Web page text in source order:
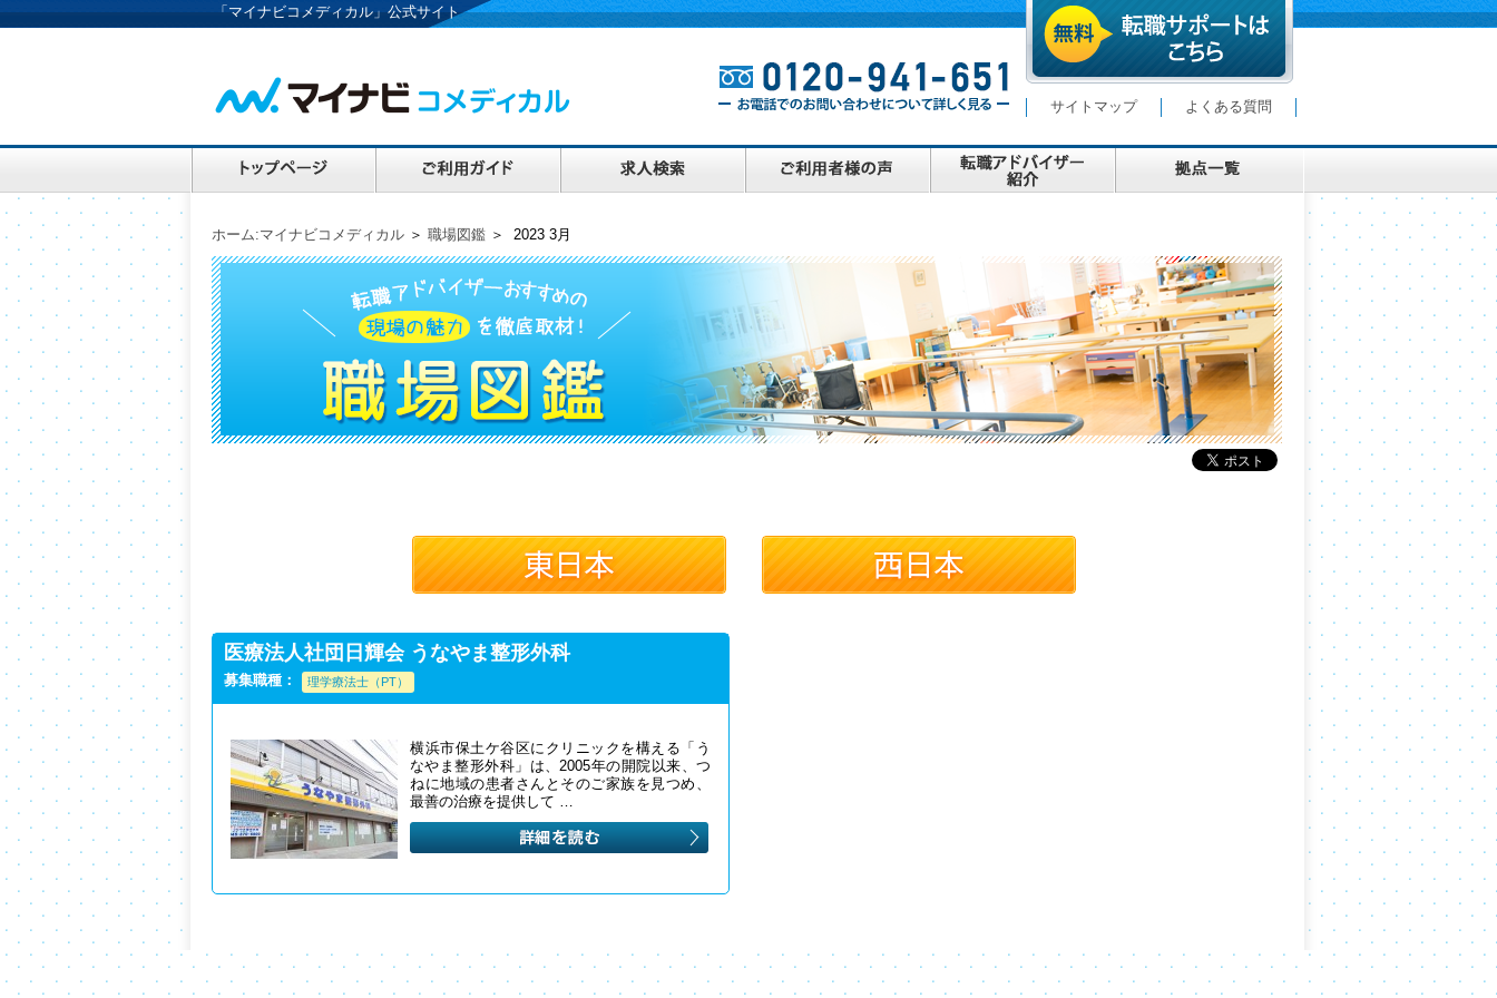
「マイナビコメディカル」公式サイト
サイトマップ よくある質問
ホーム:マイナビコメディカル ＞ 職場図鑑 ＞ 2023 3月
医療法人社団日輝会 うなやま整形外科
募集職種： 理学療法士（PT）
横浜市保土ケ谷区にクリニックを構える「う
なやま整形外科」は、2005年の開院以来、つ
ねに地域の患者さんとそのご家族を見つめ、
最善の治療を提供して